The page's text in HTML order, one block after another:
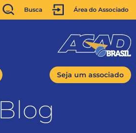
Busca Área do Associado
Seja um associado
Blog